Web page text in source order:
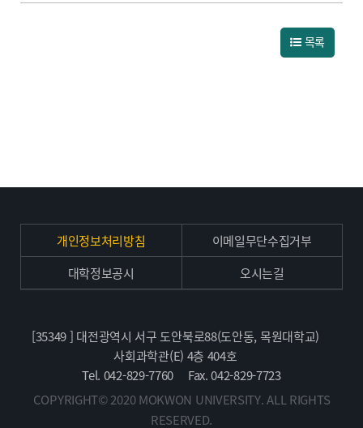
목록
개인정보처리방침
이메일무단수집거부
대학정보공시
오시는길
[35349 ] 대전광역시 서구 도안북로88(도안동, 목원대학교)
사회과학관(E) 4층 404호
Tel. 042-829-7760
Fax. 042-829-7723
COPYRIGHT© 2020 MOKWON UNIVERSITY. ALL RIGHTS
RESERVED.